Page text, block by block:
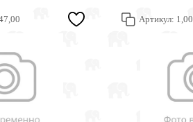
Артикул: